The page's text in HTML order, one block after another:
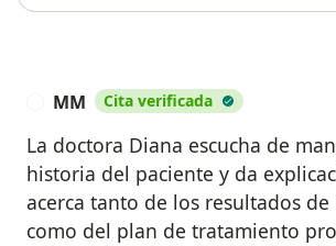
MM Cita verificada
La doctora Diana escucha de
historia del paciente y da
acerca tanto de los resultados de
como del plan de tratamiento